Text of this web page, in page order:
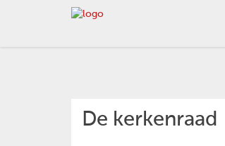
De kerkenraad